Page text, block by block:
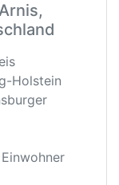
Holstein